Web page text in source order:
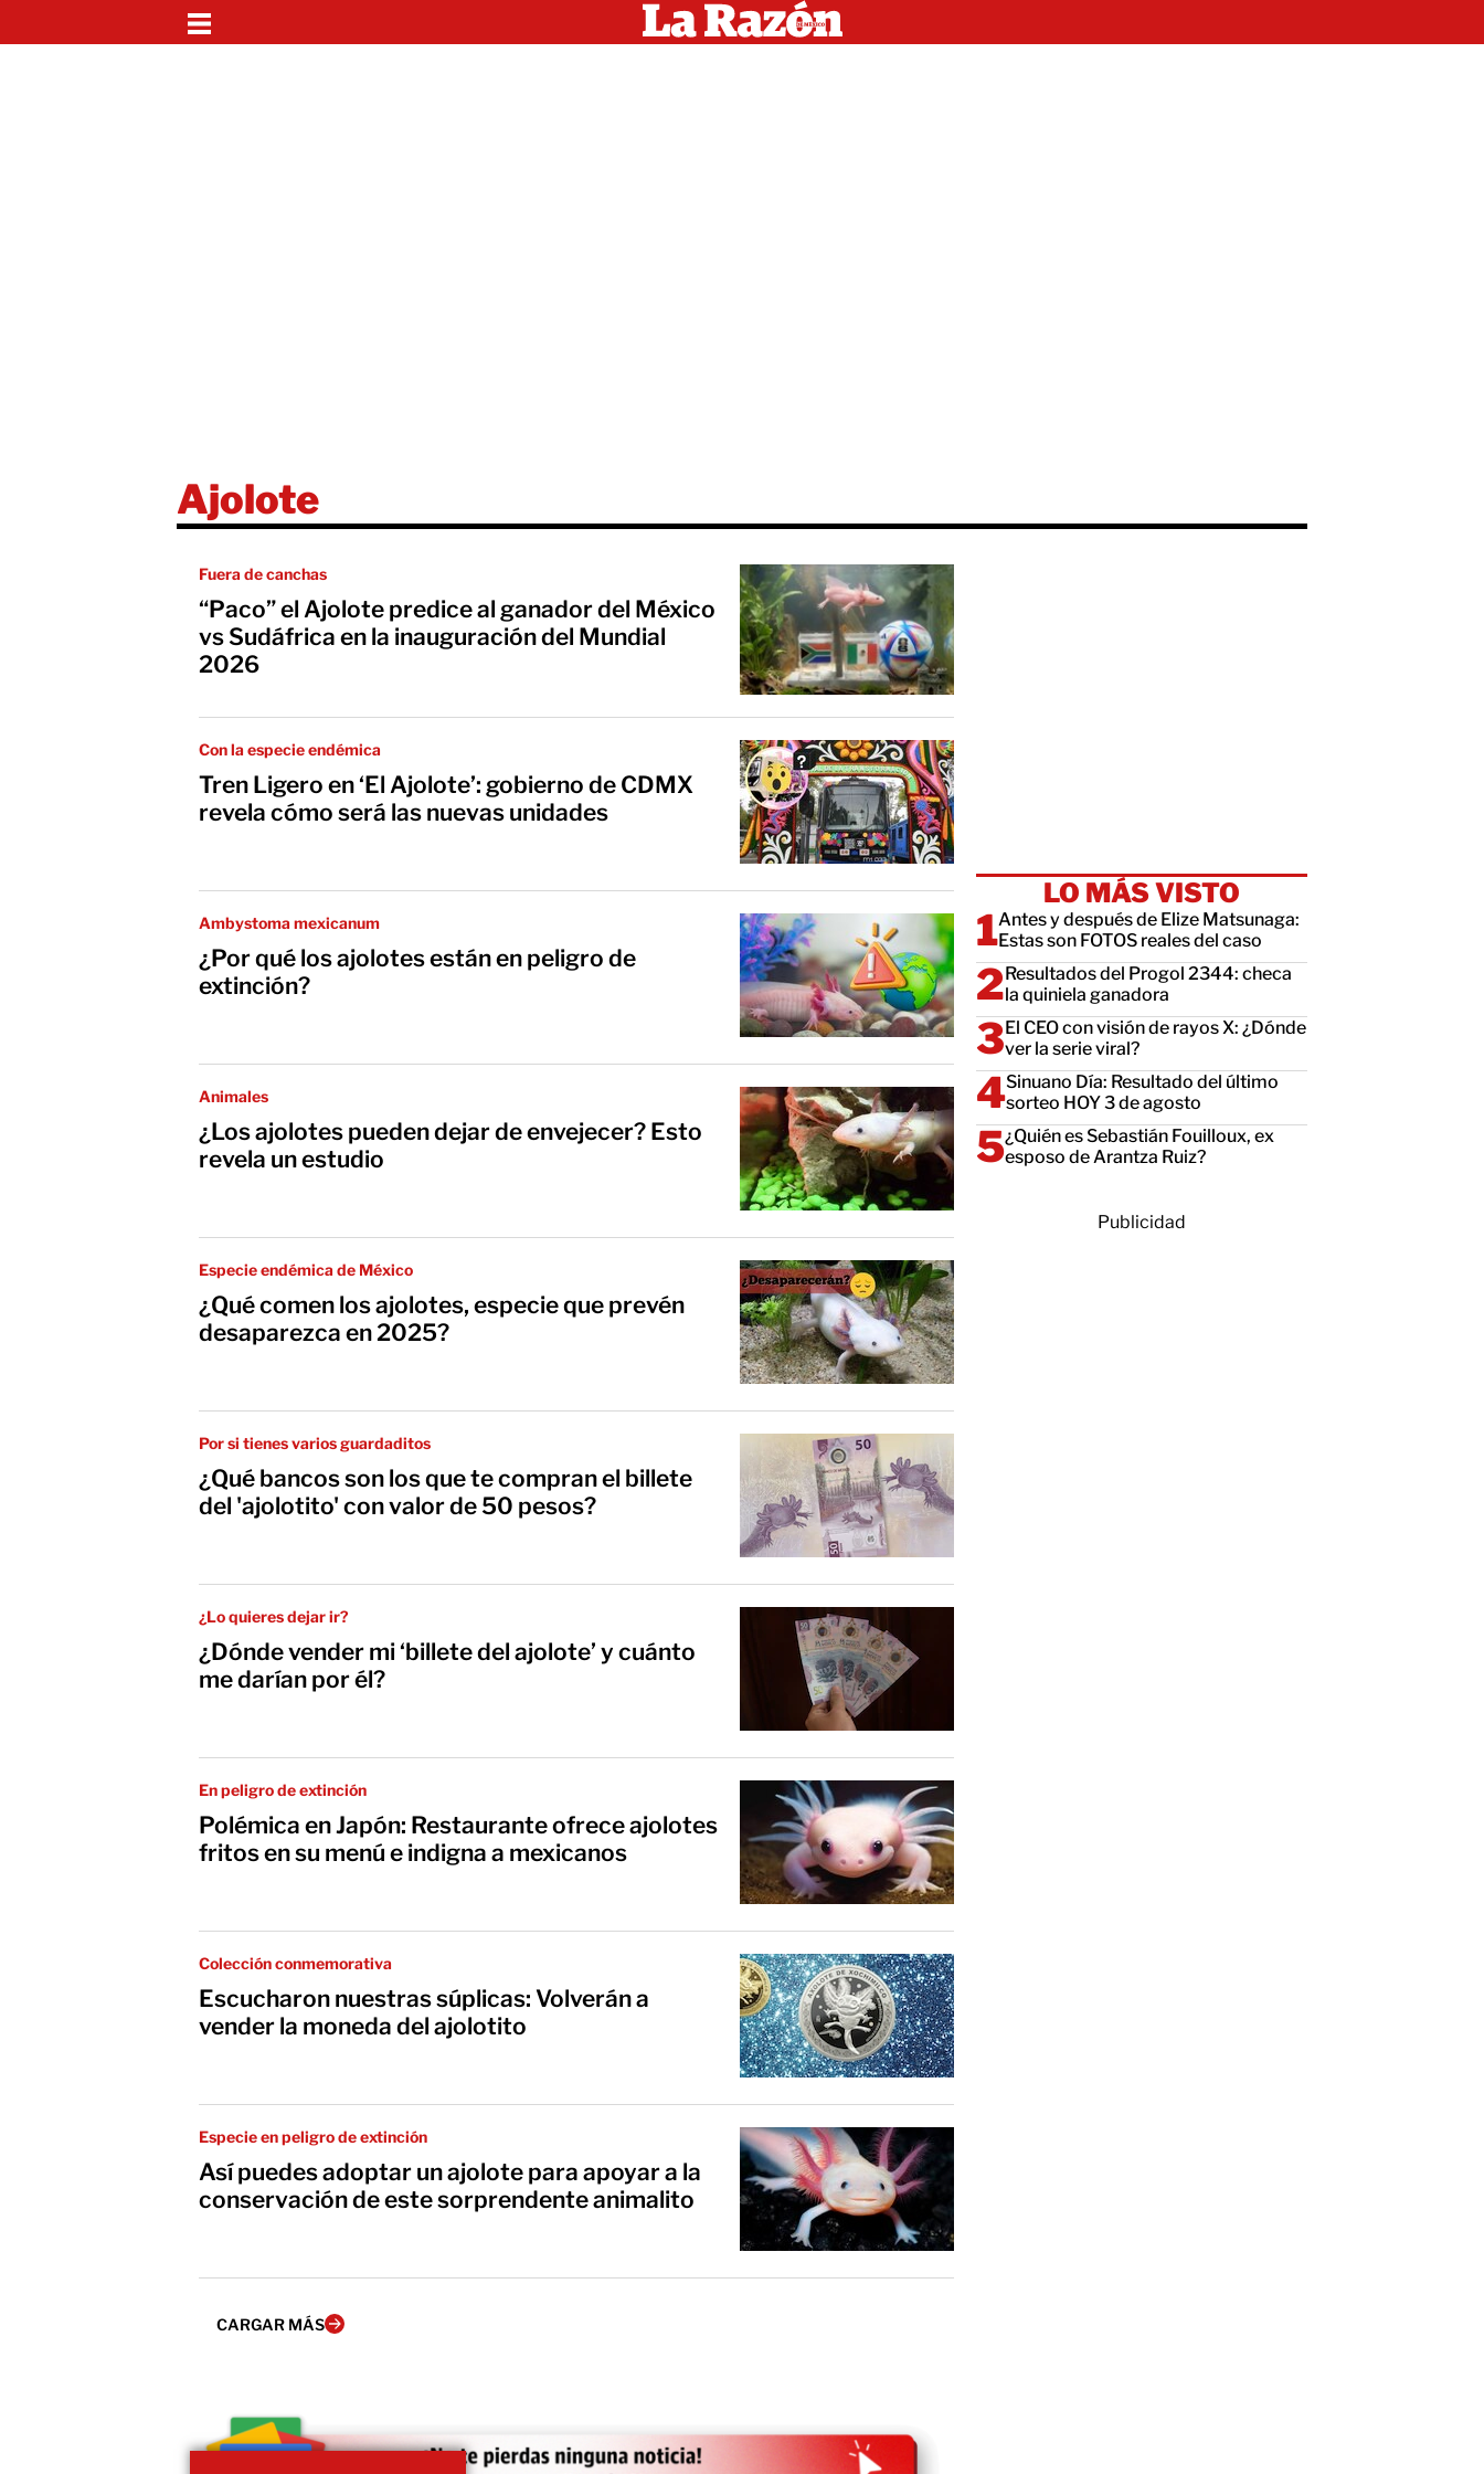
Ajolote
Fuera de canchas
“Paco” el Ajolote predice al ganador del México
vs Sudáfrica en la inauguración del Mundial
2026
Con la especie endémica
Tren Ligero en ‘El Ajolote’: gobierno de CDMX
revela cómo será las nuevas unidades
Ambystoma mexicanum
¿Por qué los ajolotes están en peligro de
extinción?
Animales
¿Los ajolotes pueden dejar de envejecer? Esto
revela un estudio
Especie endémica de México
¿Qué comen los ajolotes, especie que prevén
desaparezca en 2025?
Por si tienes varios guardaditos
¿Qué bancos son los que te compran el billete
del 'ajolotito' con valor de 50 pesos?
¿Lo quieres dejar ir?
¿Dónde vender mi ‘billete del ajolote’ y cuánto
me darían por él?
En peligro de extinción
Polémica en Japón: Restaurante ofrece ajolotes
fritos en su menú e indigna a mexicanos
Colección conmemorativa
Escucharon nuestras súplicas: Volverán a
vender la moneda del ajolotito
Especie en peligro de extinción
Así puedes adoptar un ajolote para apoyar a la
conservación de este sorprendente animalito
CARGAR MÁS
LO MÁS VISTO
Antes y después de Elize Matsunaga:
Estas son FOTOS reales del caso
Resultados del Progol 2344: checa
la quiniela ganadora
El CEO con visión de rayos X: ¿Dónde
ver la serie viral?
Sinuano Día: Resultado del último
sorteo HOY 3 de agosto
¿Quién es Sebastián Fouilloux, ex
esposo de Arantza Ruiz?
Publicidad